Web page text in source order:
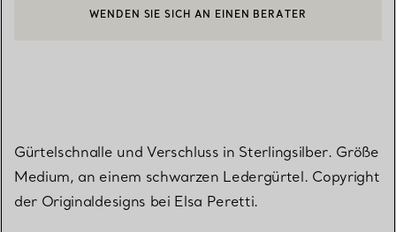
EINEN KUNDENBERATER KONTAKTIEREN ODER EINEN
WENDEN SIE SICH AN EINEN BERATER
Gürtelschnalle und Verschluss in Sterlingsilber. Größe
Medium, an einem schwarzen Ledergürtel. Copyright
der Originaldesigns bei Elsa Peretti.